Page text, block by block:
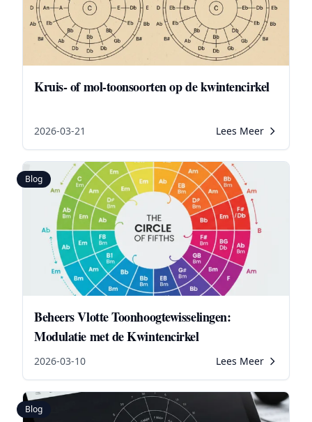
Kruis- of mol-toonsoorten op de kwintencirkel
2026-03-21 Lees Meer
Blog
Beheers Vlotte Toonhoogtewisselingen:
Modulatie met de Kwintencirkel
2026-03-10 Lees Meer
Blog